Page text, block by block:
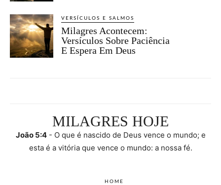
VERSÍCULOS E SALMOS
Milagres Acontecem:
Versículos Sobre Paciência
E Espera Em Deus
MILAGRES HOJE
João 5:4- O que é nascido de Deus vence o mundo; e
esta é a vitória que vence o mundo: a nossa fé.
HOME